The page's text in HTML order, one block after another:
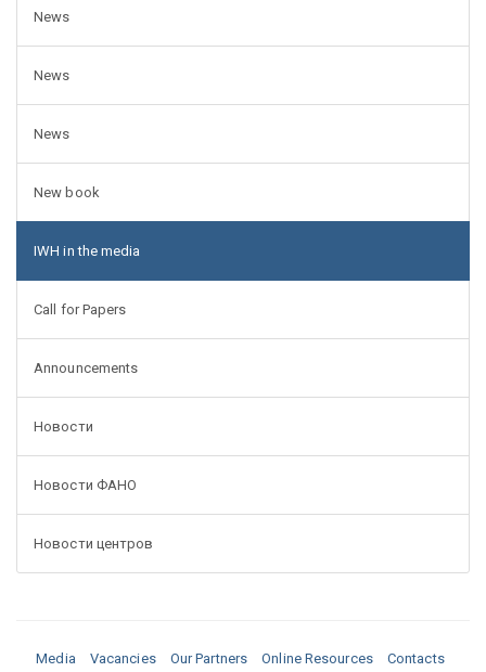
News
News
News
New book
IWH in the media
Call for Papers
Announcements
Новости
Новости ФАНО
Новости центров
Media Vacancies Our Partners Online Resources Contacts